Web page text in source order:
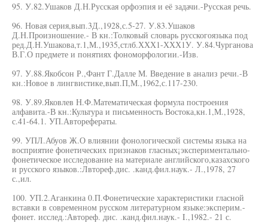
95. У.82.Ушаков Д.Н.Русская орфоэпия и её задачи.-Русская речь.
96. Новая серия,вып.3Д.,1928,с.5-27. У.83.Ушаков
Д.Н.Произношение.- В кн.:Толковый словарь русскогоязыка под
ред.Д.Н.Ушакова,т.1,М.,1935,стлб.ХХХ1-ХХХ1У. У.84.Чурганова
В.Г.О предмете и понятиях фономорфологии.-Изв.
97. У.88.Якобсон Р.,Фант Г.Далле М. Введение в анализ речи.-В
кн.:Новое в лингвистике,вып.П,М.,1962,с.117-230.
98. У.89.Яковлев Н.Ф.Математическая формула построения
алфавита.-В кн.:Культура и письменность Востока,кн.1,М.,1928,
с.41-64.1. УП.Авторефераты.
99. УПЛ.Абуов Ж.О влиянии фонологической системы языка на
восприятие фонетических признаков гласных¡экспериментально-
фонетическое исследование на материале английского,казахского
и русского языков.:Лвтореф.дис. .канд.фил.наук.- Л.,1978, 27
с.,ил.
100. УП.2.Аганкина 0.П.Фонетические характеристики гласной
вставки в современном русском литературном языке:эксперим.-
фонет. исслед.:Автореф. дис. .канд.фил.наук.- I.,1982.- 21 с.